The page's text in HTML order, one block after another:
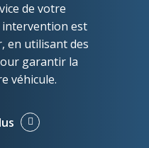
de votre
intervention est
en utilisant des
garantir la
véhicule.